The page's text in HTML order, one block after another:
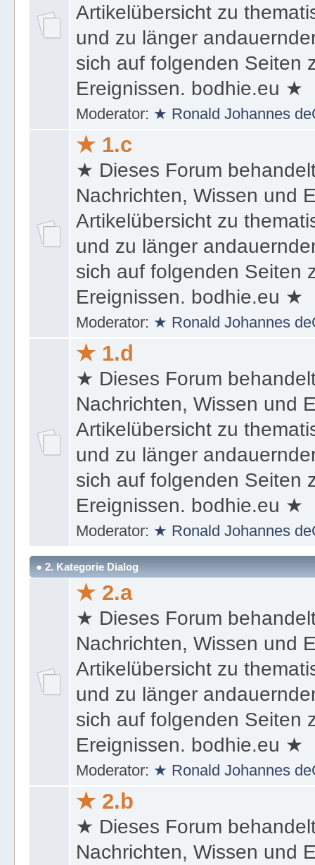
Artikelübersicht zu
und zu länger
sich auf folgenden Seiten
Ereignissen. bodhie.eu ★
Moderator: ★ Ronald Johannes
★ 1.c
★ Dieses Forum
Nachrichten, Wissen und
Artikelübersicht zu
und zu länger
sich auf folgenden Seiten
Ereignissen. bodhie.eu ★
Moderator: ★ Ronald Johannes
★ 1.d
★ Dieses Forum
Nachrichten, Wissen und
Artikelübersicht zu
und zu länger
sich auf folgenden Seiten
Ereignissen. bodhie.eu ★
Moderator: ★ Ronald Johannes
● 2. Kategorie Dialog
★ 2.a
★ Dieses Forum
Nachrichten, Wissen und
Artikelübersicht zu
und zu länger
sich auf folgenden Seiten
Ereignissen. bodhie.eu ★
Moderator: ★ Ronald Johannes
★ 2.b
★ Dieses Forum
Nachrichten, Wissen und